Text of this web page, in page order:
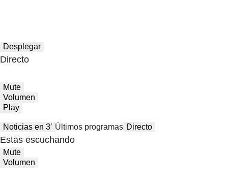
Desplegar
Directo
Mute
Volumen
Play
Noticias en 3′ Últimos programas Directo
Estas escuchando
Mute
Volumen